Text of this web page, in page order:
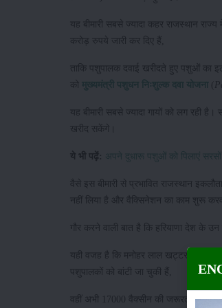
यह बीमारी सबसे ज्यादा कहर राजस्थान
करोड़ रुपये जारी कर दिए हैं,
ताकि पशुपालक दवाई खरीदते हुए पशुओं का
को मुख्यमंत्री पशुधन निःशुल्क दवा योजना (
यह बीमारी सबसे ज्यादा गायों को लग रही
खरीद सकेंगे।
ये भी पढ़ें: अपने दुधारू पशुओं को पिलाएं
वैसे इस बीमारी से प्रभावित राजस्थान
नहीं लिया है और वैक्सिनेशन का काम शुरू करवा
गौर करने वाली बात है कि हरियाणा देश के
यही वजह है कि मनोहर लाल खट्टर की
पशुपालकों को बांटी जा चुकी हैं,
वहीं अभी 17000 वैक्सीन की जरूरत और